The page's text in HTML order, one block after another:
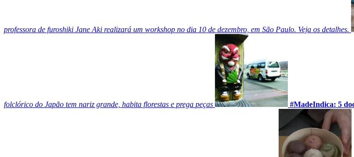
professora de furoshiki Jane Aki realizará um workshop no dia 10 de dezembro, em São Paulo. Veja os detalhes.
folclórico do Japão tem nariz grande, habita florestas e prega peças #MadeIndica: 5